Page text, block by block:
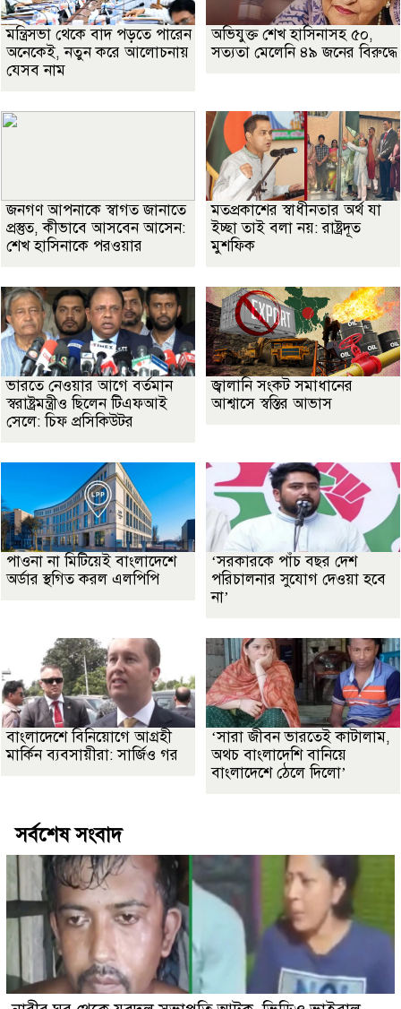
মন্ত্রিসভা থেকে বাদ পড়তে পারেন
অনেকেই, নতুন করে আলোচনায়
যেসব নাম
অভিযুক্ত শেখ হাসিনাসহ ৫০,
সত্যতা মেলেনি ৪৯ জনের বিরুদ্ধে
জনগণ আপনাকে স্বাগত জানাতে
প্রস্তুত, কীভাবে আসবেন আসেন:
শেখ হাসিনাকে পরওয়ার
মতপ্রকাশের স্বাধীনতার অর্থ যা
ইচ্ছা তাই বলা নয়: রাষ্ট্রদূত
মুশফিক
ভারতে নেওয়ার আগে বর্তমান
স্বরাষ্ট্রমন্ত্রীও ছিলেন টিএফআই
সেলে: চিফ প্রসিকিউটর
জ্বালানি সংকট সমাধানের
আশ্বাসে স্বস্তির আভাস
পাওনা না মিটিয়েই বাংলাদেশে
অর্ডার স্থগিত করল এলপিপি
‘সরকারকে পাঁচ বছর দেশ
পরিচালনার সুযোগ দেওয়া হবে
না’
বাংলাদেশে বিনিয়োগে আগ্রহী
মার্কিন ব্যবসায়ীরা: সার্জিও গর
‘সারা জীবন ভারতেই কাটালাম,
অথচ বাংলাদেশি বানিয়ে
বাংলাদেশে ঠেলে দিলো’
সর্বশেষ সংবাদ